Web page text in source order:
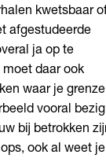
kwetsbaar
afgestudeerde
ja op te
daar ook
waar je
vooral bezig
bij betrokken
ook al weet je